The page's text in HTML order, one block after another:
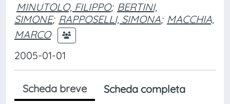
MINUTOLO, FILIPPO; BERTINI,
SIMONE; RAPPOSELLI, SIMONA; MACCHIA,
MARCO
2005-01-01
Scheda breve
Scheda completa